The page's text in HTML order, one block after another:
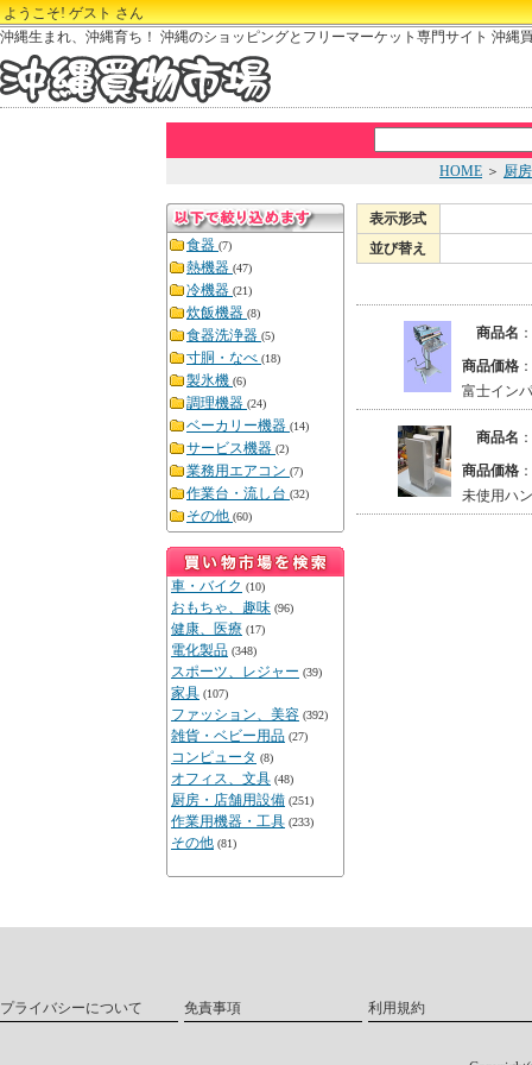
ようこそ! ゲスト さん
沖縄生まれ、沖縄育ち！ 沖縄のショッピングとフリーマーケット専門サイト 沖縄
HOME ＞ 厨
食器 (7)
熱機器 (47)
冷機器 (21)
炊飯機器 (8)
食器洗浄器 (5)
寸胴・なべ (18)
製氷機 (6)
調理機器 (24)
ベーカリー機器 (14)
サービス機器 (2)
業務用エアコン (7)
作業台・流し台 (32)
その他 (60)
車・バイク (10)
おもちゃ、趣味 (96)
健康、医療 (17)
電化製品 (348)
スポーツ、レジャー (39)
家具 (107)
ファッション、美容 (392)
雑貨・ベビー用品 (27)
コンピュータ (8)
オフィス、文具 (48)
厨房・店舗用設備 (251)
作業用機器・工具 (233)
その他 (81)
表示形式
並び替え
商品名 ：
商品価格 ：
富士イン
商品名 ：
商品価格 ：
未使用ハ
プライバシーについて 免責事項 利用規約